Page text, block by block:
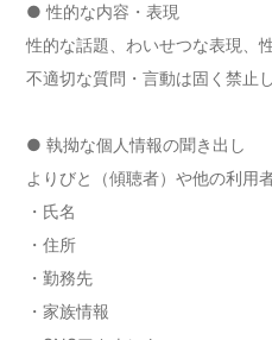
● 性的な内容・表現
性的な話題、わいせつな表現、
不適切な質問・言動は固く禁止し
● 執拗な個人情報の聞き出し
よりびと（傾聴者）や他の利用
・氏名
・住所
・勤務先
・家族情報